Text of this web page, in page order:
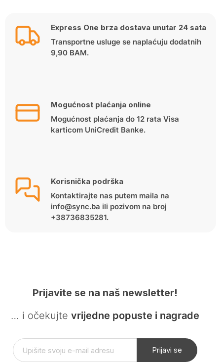
Express One brza dostava unutar 24 sata
Transportne usluge se naplaćuju dodatnih
9,90 BAM.
Mogućnost plaćanja online
Mogućnost plaćanja do 12 rata Visa
karticom UniCredit Banke.
Korisnička podrška
Kontaktirajte nas putem maila na
info@sync.ba ili pozivom na broj
+38736835281.
Prijavite se na naš newsletter!
… i očekujte vrijedne popuste i nagrade
Prijavi se